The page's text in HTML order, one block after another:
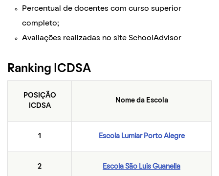
Percentual de docentes com curso superior
completo;
Avaliações realizadas no site SchoolAdvisor
Ranking ICDSA
POSIÇÃO
ICDSA
Nome da Escola
1 Escola Lumiar Porto Alegre
2 Escola São Luis Guanella